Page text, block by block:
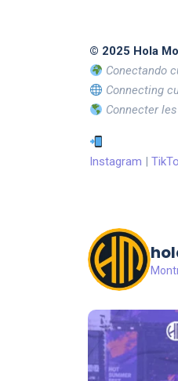
© 2025 Hola
Conectando
Connecting
Connecter
Instagram |